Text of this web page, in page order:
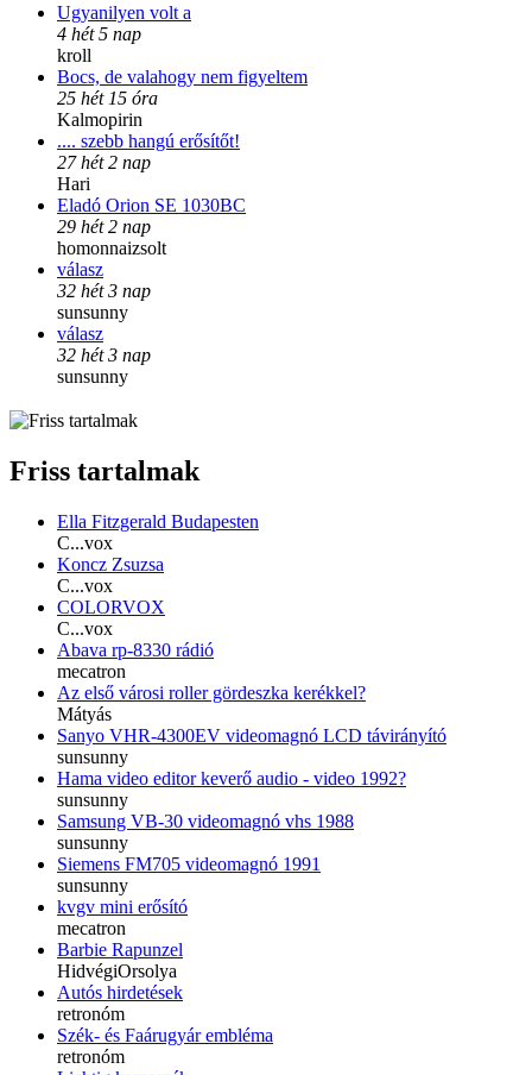
Ugyanilyen volt a
4 hét 5 nap
kroll
Bocs, de valahogy nem figyeltem
25 hét 15 óra
Kalmopirin
.... szebb hangú erősítőt!
27 hét 2 nap
Hari
Eladó Orion SE 1030BC
29 hét 2 nap
homonnaizsolt
válasz
32 hét 3 nap
sunsunny
válasz
32 hét 3 nap
sunsunny
Friss tartalmak
Ella Fitzgerald Budapesten
C...vox
Koncz Zsuzsa
C...vox
COLORVOX
C...vox
Abava rp-8330 rádió
mecatron
Az első városi roller gördeszka kerékkel?
Mátyás
Sanyo VHR-4300EV videomagnó LCD távirányító
sunsunny
Hama video editor keverő audio - video 1992?
sunsunny
Samsung VB-30 videomagnó vhs 1988
sunsunny
Siemens FM705 videomagnó 1991
sunsunny
kvgv mini erősító
mecatron
Barbie Rapunzel
HidvégiOrsolya
Autós hirdetések
retronóm
Szék- és Faárugyár embléma
retronóm